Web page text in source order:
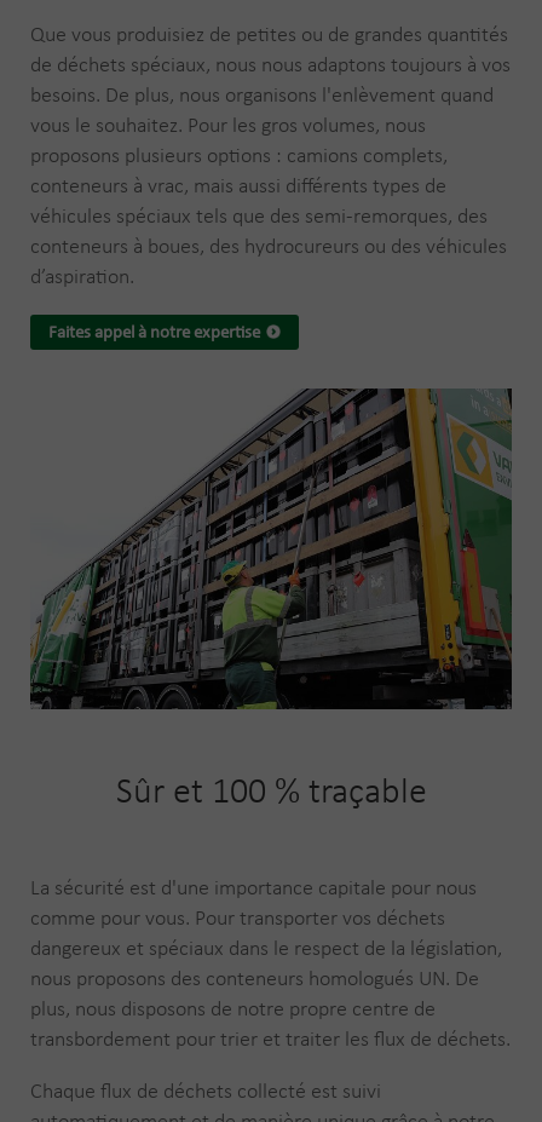
Que vous produisiez de petites ou de grandes quantités
de déchets spéciaux, nous nous adaptons toujours à vos
besoins. De plus, nous organisons l'enlèvement quand
vous le souhaitez. Pour les gros volumes, nous
proposons plusieurs options : camions complets,
conteneurs à vrac, mais aussi différents types de
véhicules spéciaux tels que des semi-remorques, des
conteneurs à boues, des hydrocureurs ou des véhicules
d’aspiration.
Faites appel à notre expertise
Sûr et 100 % traçable
La sécurité est d'une importance capitale pour nous
comme pour vous. Pour transporter vos déchets
dangereux et spéciaux dans le respect de la législation,
nous proposons des conteneurs homologués UN. De
plus, nous disposons de notre propre centre de
transbordement pour trier et traiter les flux de déchets.
Chaque flux de déchets collecté est suivi